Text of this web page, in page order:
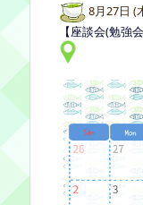
8月27日 (
【座談会(勉強